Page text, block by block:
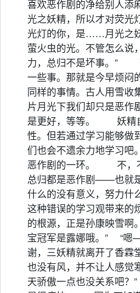
喜欢恶作剧的净给别人添
光之妖精，所以才对荧光
光灯的你，是……月光之
萤火虫的光。不管怎么说
力，总归不是坏事。”
一些事。那就是今早烦闷
同样的事情。古人用雪收
片月光下我们却只是恶作
是更好，等等。 妖精
性。但若通过学习能够做
们也会不遗余力地学习吧
恶作剧的一环。 不，不
总归都是恶作剧——也就
什么的没有意义，努力什
这种错误的学习观带
的根源，正是孙康映雪
宝冠军是露娜哦。” “
谢，三妖精就离开了香霖
也没有风，并不让人感
天骄傲一点也没关系吧